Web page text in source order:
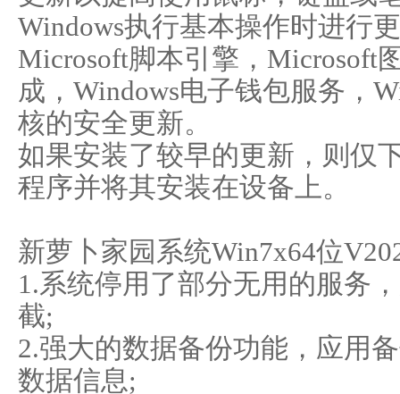
Windows执行基本操作时进行
Microsoft脚本引擎，Microsoft
成，Windows电子钱包服务，
核的安全更新。
如果安装了较早的更新，则仅
程序并将其安装在设备上。
新萝卜家园系统Win7x64位
1.系统停用了部分无用的服务
截;
2.强大的数据备份功能，应用
数据信息;